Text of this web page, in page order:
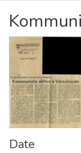
About us
Date